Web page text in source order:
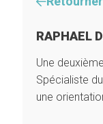
RAPHAEL
Une
Spécialiste
une